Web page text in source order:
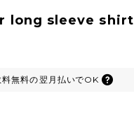
long sleeve shirt
料無料の翌月払いでOK